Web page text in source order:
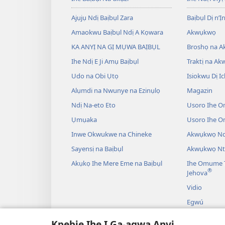
Ajụjụ Ndị Baịbụl Zara
Amaokwu Baịbụl Ndị A Kọwara
KA ANYỊ NA GỊ MỤWA BAỊBỤL
Ihe Ndị E Ji Amụ Baịbụl
Udo na Obi Ụtọ
Alụmdi na Nwunye na Ezinụlọ
Ndị Na-eto Eto
Ụmụaka
Inwe Okwukwe na Chineke
Sayensị na Baịbụl
Akụkọ Ihe Mere Eme na Baịbụl
Baịbụl Dị
Akwụkwọ
Broshọ na
Traktị na
Isiokwu Dị
Magazin
Usoro Ihe
Usoro Ihe
Akwụkwọ
Akwụkwọ
Ihe Omume
Jehova®
Vidio
Egwú